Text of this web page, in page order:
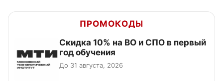
ПРОМОКОДЫ
Скидка 10% на ВО и СПО в первый
год обучения
До 31 августа, 2026